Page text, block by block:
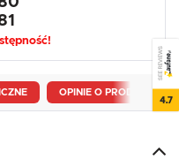
OPINIE O PRODUKCIE
SEE REVIEWS
4.7